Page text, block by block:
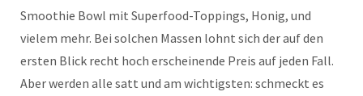
Smoothie Bowl mit Superfood-Toppings, Honig, und
vielem mehr. Bei solchen Massen lohnt sich der auf den
ersten Blick recht hoch erscheinende Preis auf jeden Fall.
Aber werden alle satt und am wichtigsten: schmeckt es